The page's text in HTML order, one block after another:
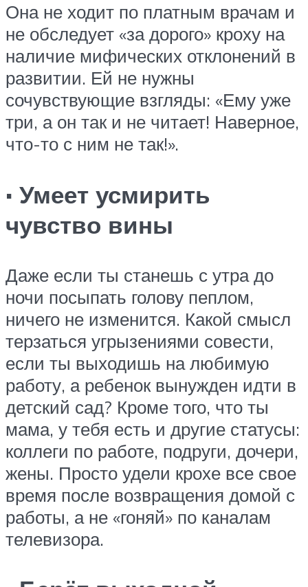
Она не ходит по платным врачам и
не обследует «за дорого» кроху на
наличие мифических отклонений в
развитии. Ей не нужны
сочувствующие взгляды: «Ему уже
три, а он так и не читает! Наверное,
что-то с ним не так!».
· Умеет усмирить
чувство вины
Даже если ты станешь с утра до
ночи посыпать голову пеплом,
ничего не изменится. Какой смысл
терзаться угрызениями совести,
если ты выходишь на любимую
работу, а ребенок вынужден идти в
детский сад? Кроме того, что ты
мама, у тебя есть и другие статусы:
коллеги по работе, подруги, дочери,
жены. Просто удели крохе все свое
время после возвращения домой с
работы, а не «гоняй» по каналам
телевизора.